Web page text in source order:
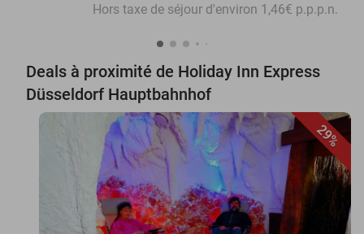
Hors taxe de séjour d'environ 1,46€ p.p.p.n.
Deals à proximité de Holiday Inn Express
Düsseldorf Hauptbahnhof
29%